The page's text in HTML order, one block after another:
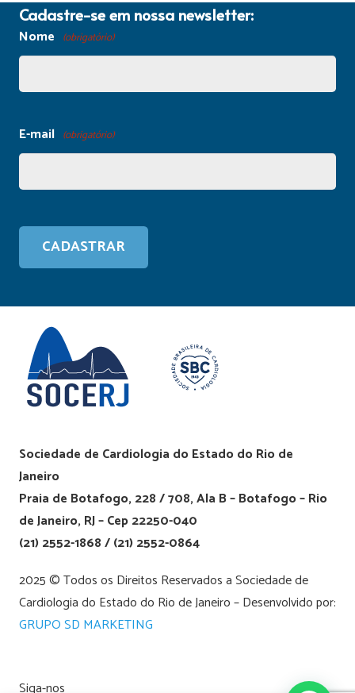
Cadastre-se em nossa newsletter:
Nome (obrigatório)
E-mail (obrigatório)
Sociedade de Cardiologia do Estado do Rio de
Janeiro
Praia de Botafogo, 228 / 708, Ala B – Botafogo – Rio
de Janeiro, RJ – Cep 22250-040
(21) 2552-1868 / (21) 2552-0864
2025 © Todos os Direitos Reservados a Sociedade de
Cardiologia do Estado do Rio de Janeiro – Desenvolvido por:
GRUPO SD MARKETING
Siga-nos